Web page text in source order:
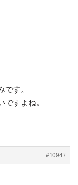
す。
すよね。
#10947